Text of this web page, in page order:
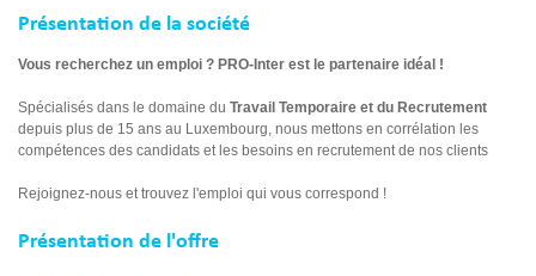
Présentation de la société
Vous recherchez un emploi ? PRO-Inter est le partenaire idéal !
Spécialisés dans le domaine du Travail Temporaire et du Recrutement
depuis plus de 15 ans au Luxembourg, nous mettons en corrélation les
compétences des candidats et les besoins en recrutement de nos clients
Rejoignez-nous et trouvez l'emploi qui vous correspond !
Présentation de l'offre